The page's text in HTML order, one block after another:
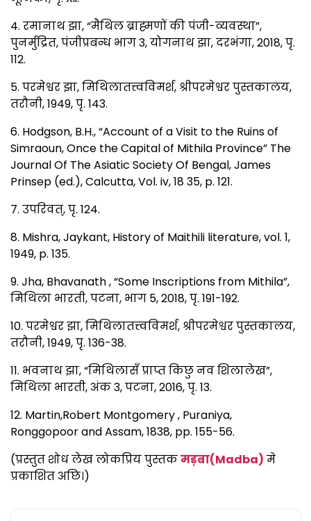
4. रमानाथ झा, “मैथिल ब्राह्मणों की पंजी-व्यवस्था”,
पुनर्मुद्रित, पंजीप्रबन्ध भाग 3, योगनाथ झा, दरभंगा, 2018, पृ.
112.
5. परमेश्वर झा, मिथिलातत्त्वविमर्श, श्रीपरमेश्वर पुस्तकालय,
तरौनी, 1949, पृ. 143.
6. Hodgson, B.H., “Account of a Visit to the Ruins of
Simraoun, Once the Capital of Mithila Province” The
Journal Of The Asiatic Society Of Bengal, James
Prinsep (ed.), Calcutta, Vol. iv, 18 35, p. 121.
7. उपरिवत्, पृ. 124.
8. Mishra, Jaykant, History of Maithili literature, vol. 1,
1949, p. 135.
9. Jha, Bhavanath , “Some Inscriptions from Mithila”,
मिथिला भारती, पटना, भाग 5, 2018, पृ. 191-192.
10. परमेश्वर झा, मिथिलातत्त्वविमर्श, श्रीपरमेश्वर पुस्तकालय,
तरौनी, 1949, पृ. 136-38.
11. भवनाथ झा, “मिथिलासँ प्राप्त किछु नव शिलालेख”,
मिथिला भारती, अंक 3, पटना, 2016, पृ. 13.
12. Martin,Robert Montgomery , Puraniya,
Ronggopoor and Assam, 1838, pp. 155-56.
(प्रस्तुत शोध लेख लोकप्रिय पुस्तकमड़बा(Madba) मे
प्रकाशित अछि।)